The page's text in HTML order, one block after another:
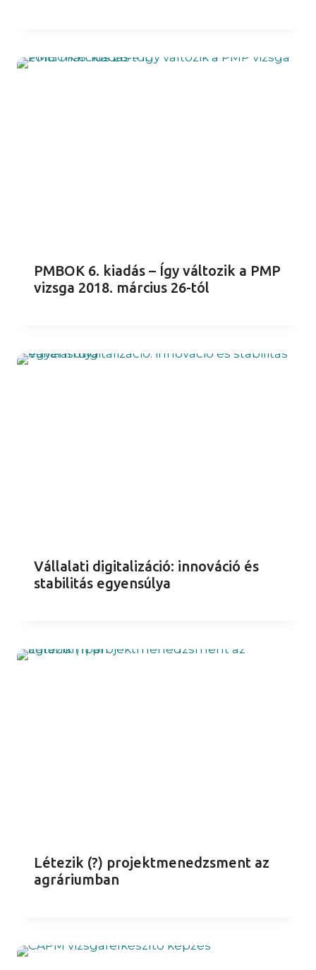
PMBOK 6. kiadás – Így változik a PMP
vizsga 2018. március 26-tól
Vállalati digitalizáció: innováció és
stabilitás egyensúlya
Létezik (?) projektmenedzsment az
agráriumban